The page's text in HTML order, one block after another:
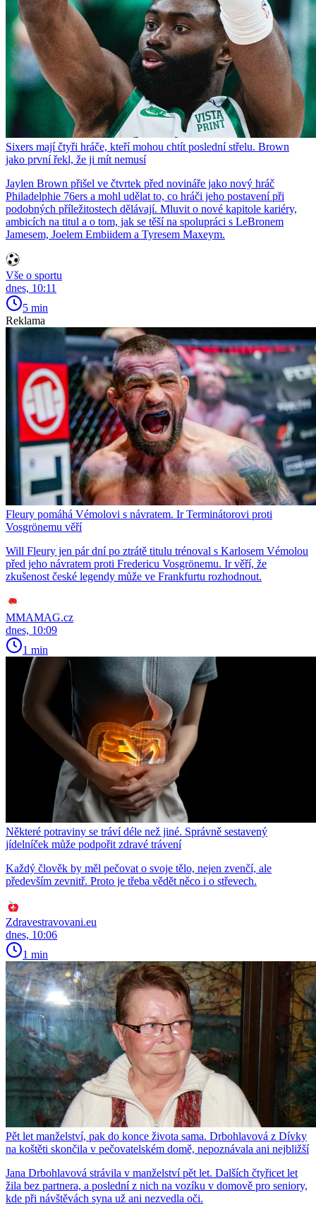
Sixers mají čtyři hráče, kteří mohou chtít poslední střelu. Brown
jako první řekl, že ji mít nemusí
Jaylen Brown přišel ve čtvrtek před novináře jako nový hráč
Philadelphie 76ers a mohl udělat to, co hráči jeho postavení při
podobných příležitostech dělávají. Mluvit o nové kapitole kariéry,
ambicích na titul a o tom, jak se těší na spolupráci s LeBronem
Jamesem, Joelem Embiidem a Tyresem Maxeym.
Vše o sportu
dnes, 10:11
5 min
Reklama
Fleury pomáhá Vémolovi s návratem. Ir Terminátorovi proti
Vosgrönemu věří
Will Fleury jen pár dní po ztrátě titulu trénoval s Karlosem Vémolou
před jeho návratem proti Fredericu Vosgrönemu. Ir věří, že
zkušenost české legendy může ve Frankfurtu rozhodnout.
MMAMAG.cz
dnes, 10:09
1 min
Některé potraviny se tráví déle než jiné. Správně sestavený
jídelníček může podpořit zdravé trávení
Každý člověk by měl pečovat o svoje tělo, nejen zvenčí, ale
především zevnitř. Proto je třeba vědět něco i o střevech.
Zdravestravovani.eu
dnes, 10:06
1 min
Pět let manželství, pak do konce života sama. Drbohlavová z Dívky
na koštěti skončila v pečovatelském domě, nepoznávala ani nejbližší
Jana Drbohlavová strávila v manželství pět let. Dalších čtyřicet let
žila bez partnera, a poslední z nich na vozíku v domově pro seniory,
kde při návštěvách syna už ani nezvedla oči.